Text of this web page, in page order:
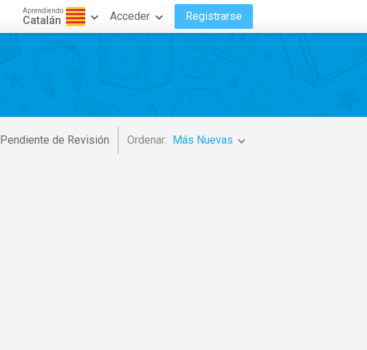
Aprendiendo
Catalán Acceder Registrarse
Pendiente de Revisión Ordenar: Más Nuevas